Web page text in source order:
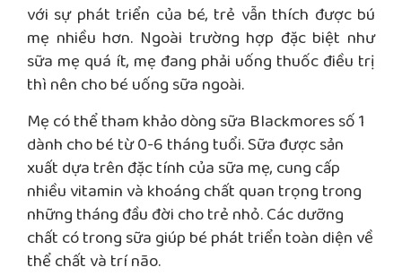
với sự phát triển của bé, trẻ vẫn thích được bú
mẹ nhiều hơn. Ngoài trường hợp đặc biệt như
sữa mẹ quá ít, mẹ đang phải uống thuốc điều trị
thì nên cho bé uống sữa ngoài.
Mẹ có thể tham khảo dòng sữa Blackmores số 1
dành cho bé từ 0-6 tháng tuổi. Sữa được sản
xuất dựa trên đặc tính của sữa mẹ, cung cấp
nhiều vitamin và khoáng chất quan trọng trong
những tháng đầu đời cho trẻ nhỏ. Các dưỡng
chất có trong sữa giúp bé phát triển toàn diện về
thể chất và trí não.